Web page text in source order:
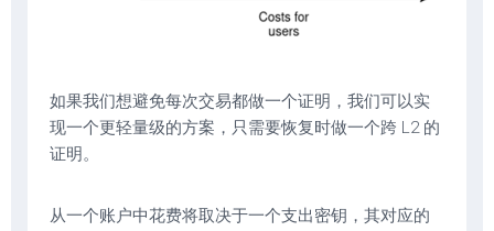
如果我们想避免每次交易都做一个证明，我们可以实
现一个更轻量级的方案，只需要恢复时做一个跨 L2 的
证明。
从一个账户中花费将取决于一个支出密钥，其对应的